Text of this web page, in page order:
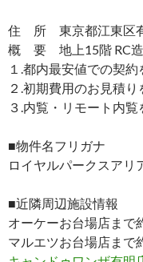
住 所 東京都江東区
概 要 地上15階 RC造
１.都内最安値での契約
２.初期費用のお見積り
３.内覧・リモート内覧
■物件名フリガナ
ロイヤルパークスアリ
■近隣周辺施設情報
オーケーお台場店まで
マルエツお台場店まで